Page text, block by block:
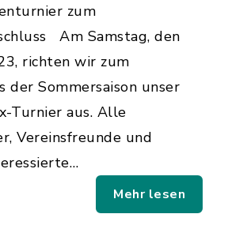
zum
Am Samstag, den
richten wir zum
der Sommersaison unser
Turnier aus. Alle
Vereinsfreunde und
Mehr lesen